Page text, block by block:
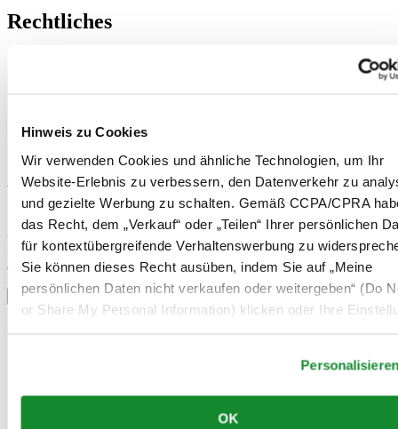
Hinweis zu Cookies
Wir verwenden Cookies und ähnliche Technologien, um Ihr
Website-Erlebnis zu verbessern, den Datenverkehr zu
und gezielte Werbung zu schalten. Gemäß CCPA/CPRA
das Recht, dem „Verkauf“ oder „Teilen“ Ihrer persönlichen
für kontextübergreifende Verhaltenswerbung zu
Sie können dieses Recht ausüben, indem Sie auf „Meine
persönlichen Daten nicht verkaufen oder weitergeben“ (Do
or Share My Personal Information) klicken oder Ihre
OK
Rechtliches
Verkaufsbedingungen und Konditionen
Widerruf des Vertrags
Willkommen im CERTINA Club
Abonnieren Sie unseren Newsletter und erhalten Sie exklusive
Information
Anmelden
Land/Region auswählen
Sprachumschalter
English